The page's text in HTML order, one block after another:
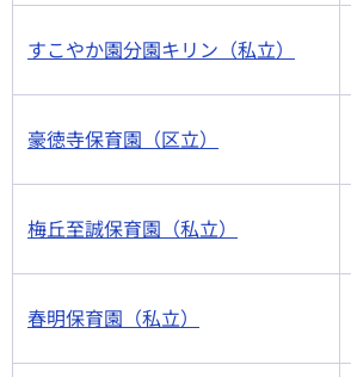
すこやか園分園キリン（私立）
豪徳寺保育園（区立）
梅丘至誠保育園（私立）
春明保育園（私立）